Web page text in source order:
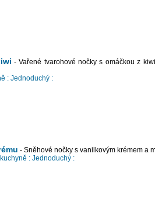
- Vařené tvarohové nočky s omáčkou z
: Jednoduchý :
- Sněhové nočky s vanilkovým krémem a
: Jednoduchý :